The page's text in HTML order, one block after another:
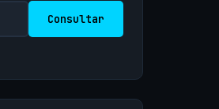
Consultar